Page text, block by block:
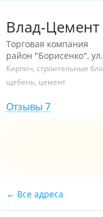
Влад-Цемент
Торговая компания
район "Борисенко",
Кирпич, строительные
щебень, цемент
Отзывы 7
Все адреса